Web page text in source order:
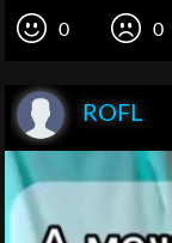
0 0
ROFL